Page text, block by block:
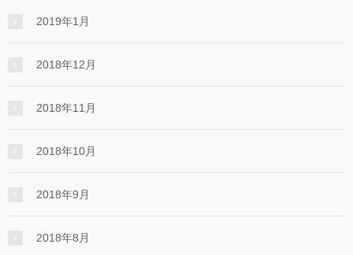
2019年1月
2018年12月
2018年11月
2018年10月
2018年9月
2018年8月